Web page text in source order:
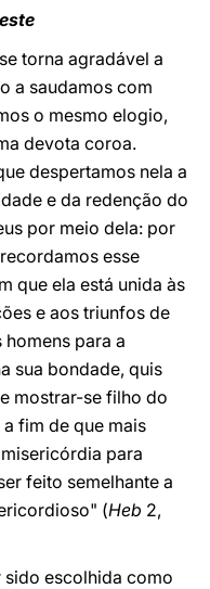
torna agradável a
a saudamos com
o mesmo elogio,
devota coroa.
despertamos nela a
e da redenção do
por meio dela: por
esse
que ela está unida às
e aos triunfos de
para a
sua bondade, quis
mostrar-se filho do
fim de que mais
para
feito semelhante a
(Heb 2,
sido escolhida como